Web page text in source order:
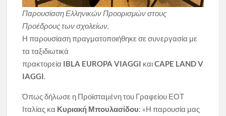
Παρουσίαση Ελληνικών Προορισμών στους
Προέδρους των σχολείων.
Η παρουσίαση πραγματοποιήθηκε σε συνεργασία με
τα ταξιδιωτικά
πρακτορεία IBLA EUROPA VIAGGI καιCAPE LANDV
IAGGI.
Όπως δήλωσε η Προϊσταμένη του Γραφείου ΕΟΤ
Ιταλίας κα Κυριακή Μπουλασίδου: «Η παρουσία μας